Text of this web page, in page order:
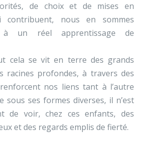
de choix et de mises en
contribuent, nous en sommes
à un réel apprentissage de
cela se vit en terre des grands
racines profondes, à travers des
nos liens tant à l’autre
sous ses formes diverses, il n’est
de voir, chez ces enfants, des
et des regards emplis de fierté.